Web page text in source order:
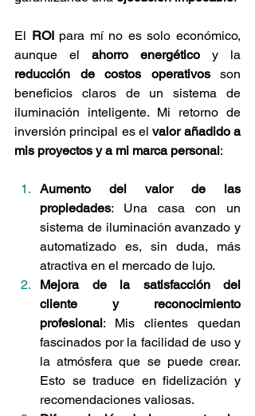
El ROI para mí no es solo económico,
aunque el ahorro energético
reducción de costos operativos son
beneficios claros de un sistema de
iluminación inteligente. Mi retorno de
inversión principal es el valor añadido a
mis proyectos y a mi marca personal:
Aumento del valor de las
propiedades: Una casa con un
sistema de iluminación avanzado y
automatizado es, sin duda, más
atractiva en el mercado de lujo.
Mejora de la satisfacción del
cliente y reconocimiento
profesional: Mis clientes quedan
fascinados por la facilidad de uso y
la atmósfera que se puede crear.
Esto se traduce en fidelización y
recomendaciones valiosas.